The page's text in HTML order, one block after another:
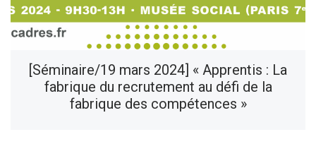
[Séminaire/19 mars 2024] « Apprentis : La
fabrique du recrutement au défi de la
fabrique des compétences »